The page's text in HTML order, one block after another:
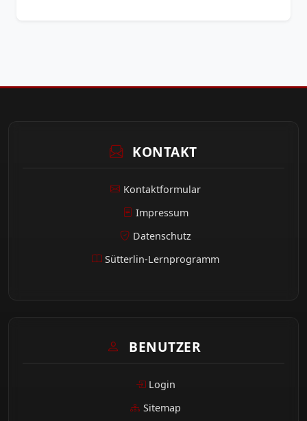
KONTAKT
Kontaktformular
Impressum
Datenschutz
Sütterlin-Lernprogramm
BENUTZER
Login
Sitemap